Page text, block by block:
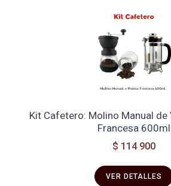
Kit Cafetero: Molino Manual de
Francesa 600ml
$ 114 900
VER DETALLES